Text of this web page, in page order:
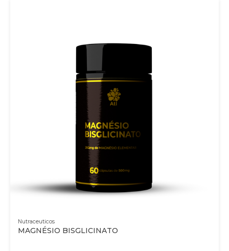
Nutraceuticos
MAGNÉSIO BISGLICINATO